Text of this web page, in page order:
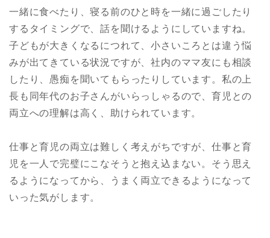
一緒に食べたり、寝る前のひと時を一緒に過ごしたり
するタイミングで、話を聞けるようにしていますね。
子どもが大きくなるにつれて、小さいころとは違う悩
みが出てきている状況ですが、社内のママ友にも相談
したり、愚痴を聞いてもらったりしています。私の上
長も同年代のお子さんがいらっしゃるので、育児との
両立への理解は高く、助けられています。
仕事と育児の両立は難しく考えがちですが、 仕事と育
児を一人で完璧にこなそうと抱え込まない。そう思え
るようになってから、うまく両立できるようになって
いった気がします。